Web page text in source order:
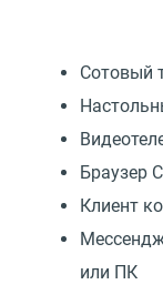
Сотовый
Браузер
Клиент
или ПК